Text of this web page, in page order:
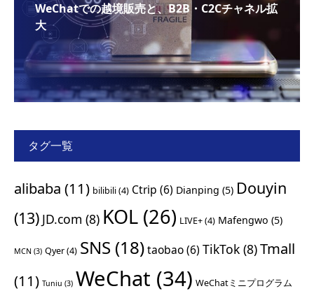
WeChatでの越境販売と、B2B・C2Cチャネル拡
大
タグ一覧
alibaba (11) bilibili(4) Ctrip (6) Dianping (5) Douyin
(13) JD.com (8) KOL (26) LIVE+(4) Mafengwo (5)
MCN (3) Qyer(4) SNS (18)taobao(6) TikTok (8)Tmall
(11) Tuniu (3) WeChat (34) WeChatミニプログラム